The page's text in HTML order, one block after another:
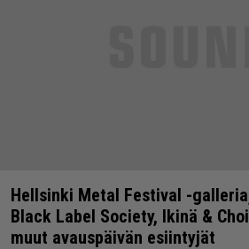
Hellsinki Metal Festival -
Black Label Society, Ikinä &
muut avauspäivän esiintyjät